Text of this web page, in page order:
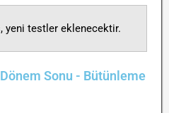
yeni testler eklenecektir.
Sonu - Bütünleme